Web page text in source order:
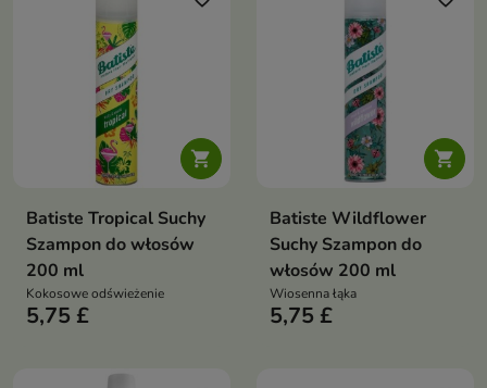

Batiste Tropical Suchy
Szampon do włosów
200 ml
Kokosowe odświeżenie
5,75 £

Batiste Wildflower
Suchy Szampon do
włosów 200 ml
Wiosenna łąka
5,75 £